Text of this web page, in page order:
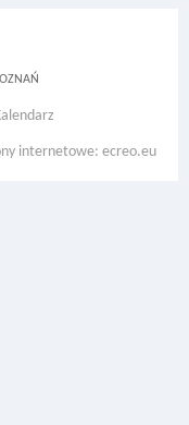
internetowe: ecreo.eu